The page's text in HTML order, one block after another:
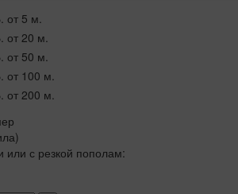
от 5 м.
от 20 м.
от 50 м.
от 100 м.
от 200 м.
или с резкой пополам: